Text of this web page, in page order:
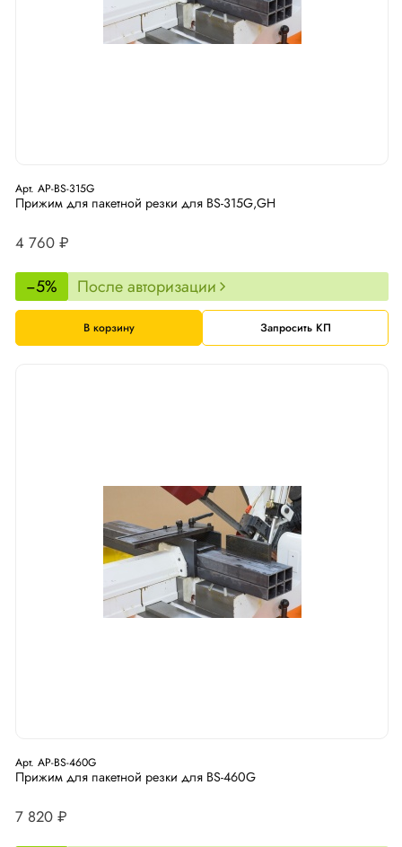
Арт. AP-BS-315G
Прижим для пакетной резки для BS-315G,GH
4 760 ₽
−5% После авторизации
В корзину Запросить КП
Арт. AP-BS-460G
Прижим для пакетной резки для BS-460G
7 820 ₽